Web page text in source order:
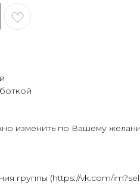
изменить по Вашему
группы (https://vk.com/